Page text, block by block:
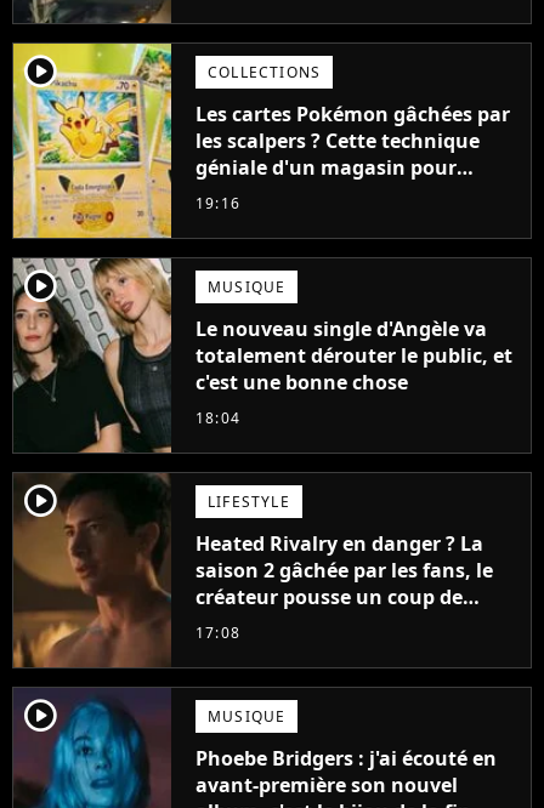
player2 COLLECTIONS
Les cartes Pokémon gâchées par
les scalpers ? Cette technique
géniale d'un magasin pour
ruiner les revendeurs
19:16
player2 MUSIQUE
Le nouveau single d'Angèle va
totalement dérouter le public, et
c'est une bonne chose
18:04
player2 LIFESTYLE
Heated Rivalry en danger ? La
saison 2 gâchée par les fans, le
créateur pousse un coup de
gueule
17:08
player2 MUSIQUE
Phoebe Bridgers : j'ai écouté en
avant-première son nouvel